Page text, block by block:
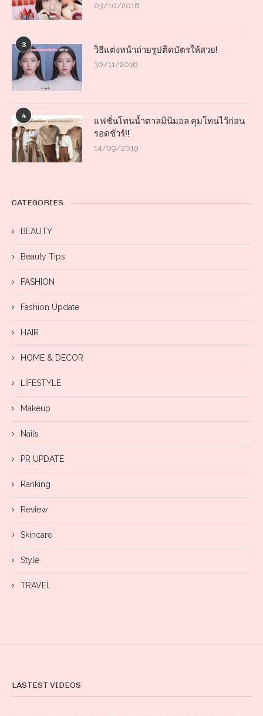
03/10/2018
3 วิธีแต่งหน้าถ่ายรูปติดบัตรให้สวย!
30/11/2018
4
แฟชั่นโทนน้ำตาลมินิมอล คุมโทนไว้ก่อน
รอดชัวร์!!
14/09/2019
CATEGORIES
BEAUTY
Beauty Tips
FASHION
Fashion Update
HAIR
HOME & DECOR
LIFESTYLE
Makeup
Nails
PR UPDATE
Ranking
Review
Skincare
Style
TRAVEL
LASTEST VIDEOS